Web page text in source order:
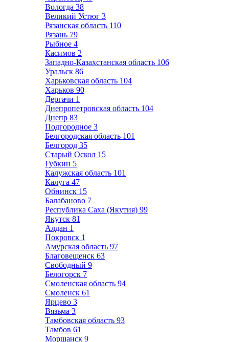
Вологда 38
Великий Устюг 3
Рязанская область 110
Рязань 79
Рыбное 4
Касимов 2
Западно-Казахстанская область 106
Уральск 86
Харьковская область 104
Харьков 90
Дергачи 1
Днепропетровская область 104
Днепр 83
Подгородное 3
Белгородская область 101
Белгород 35
Старый Оскол 15
Губкин 5
Калужская область 101
Калуга 47
Обнинск 15
Балабаново 7
Республика Саха (Якутия) 99
Якутск 81
Алдан 1
Покровск 1
Амурская область 97
Благовещенск 63
Свободный 9
Белогорск 7
Смоленская область 94
Смоленск 61
Ярцево 3
Вязьма 3
Тамбовская область 93
Тамбов 61
Моршанск 9